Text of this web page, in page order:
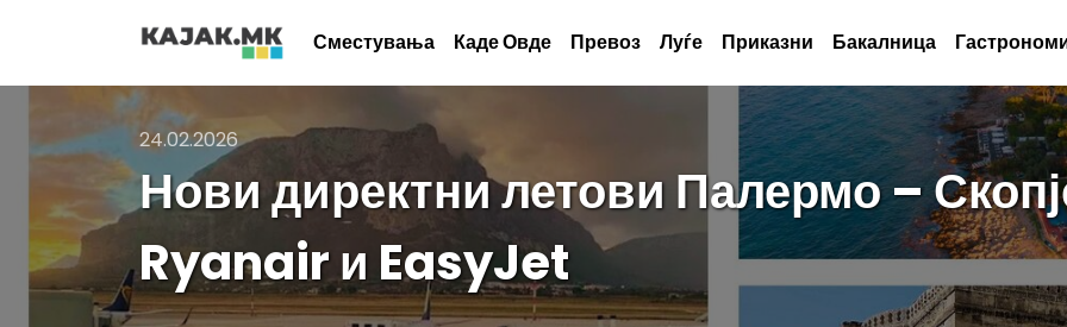
Сместувања Каде Овде Превоз Луѓе Приказни Бакалница
24.02.2026
Нови директни летови Палермо –
Ryanair и EasyJet